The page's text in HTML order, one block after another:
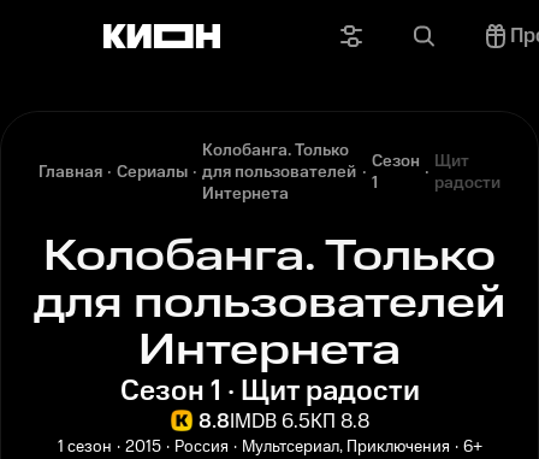
Главная Сериалы
Колобанга. Только
для пользователей
Интернета
Сезон
1
Щит
радости
Колобанга. Только
для пользователей
Интернета
Сезон 1 · Щит радости
8.8IMDB 6.5КП 8.8
1 сезон 2015 Россия Мультсериал, Приключения 6+